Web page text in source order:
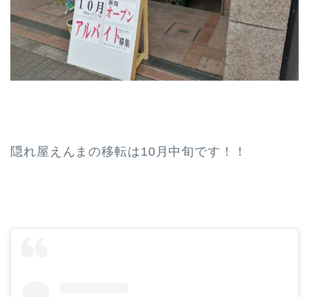
隠れ屋えんまの移転は10月中旬です！！